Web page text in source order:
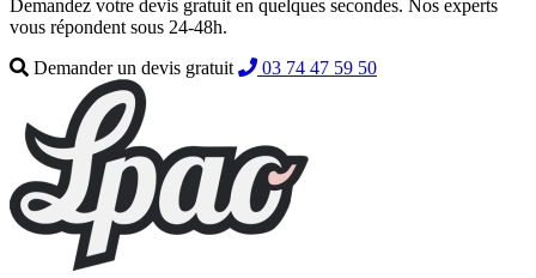
Demandez votre devis gratuit en quelques secondes. Nos experts
vous répondent sous 24-48h.
Demander un devis gratuit
03 74 47 59 50